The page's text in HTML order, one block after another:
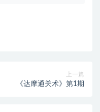
上一篇
《达摩通关术》第1期